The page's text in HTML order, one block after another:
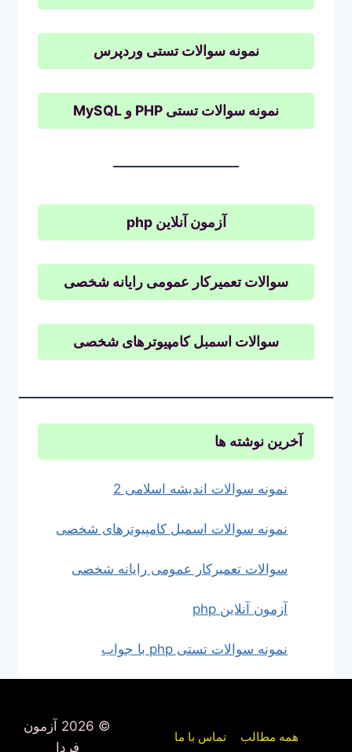
نمونه سوالات تستی وردپرس
نمونه سوالات تستی PHP و MySQL
آزمون آنلاین php
سوالات تعمیرکار عمومی رایانه شخصی
سوالات اسمبل کامپیوترهای شخصی
آخرین نوشته ها
نمونه سوالات اندیشه اسلامی 2
نمونه سوالات اسمبل کامپیوترهای شخصی
سوالات تعمیرکار عمومی رایانه شخصی
آزمون آنلاین php
نمونه سوالات تستی php با جواب
همه مطالب تماس با ما
© 2026 آزمون
فردا